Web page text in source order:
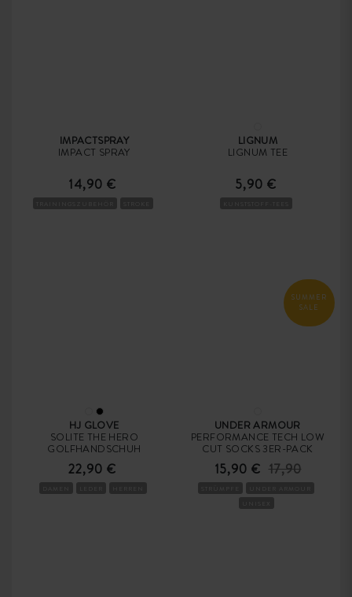
IMPACTSPRAY
IMPACT SPRAY
14,90 €
LIGNUM
LIGNUM TEE
5,90 €
HJ GLOVE
SOLITE THE HERO
GOLFHANDSCHUH
22,90 €
SUMMER
SALE
UNDER ARMOUR
PERFORMANCE TECH LOW
CUT SOCKS 3ER-PACK
15,90 € 17,90